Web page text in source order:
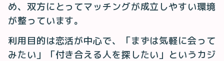
め、双方にとってマッチングが成立しやすい環境
が整っています。
利用目的は恋活が中心で、「まずは気軽に会って
みたい」「付き合える人を探したい」というカジ